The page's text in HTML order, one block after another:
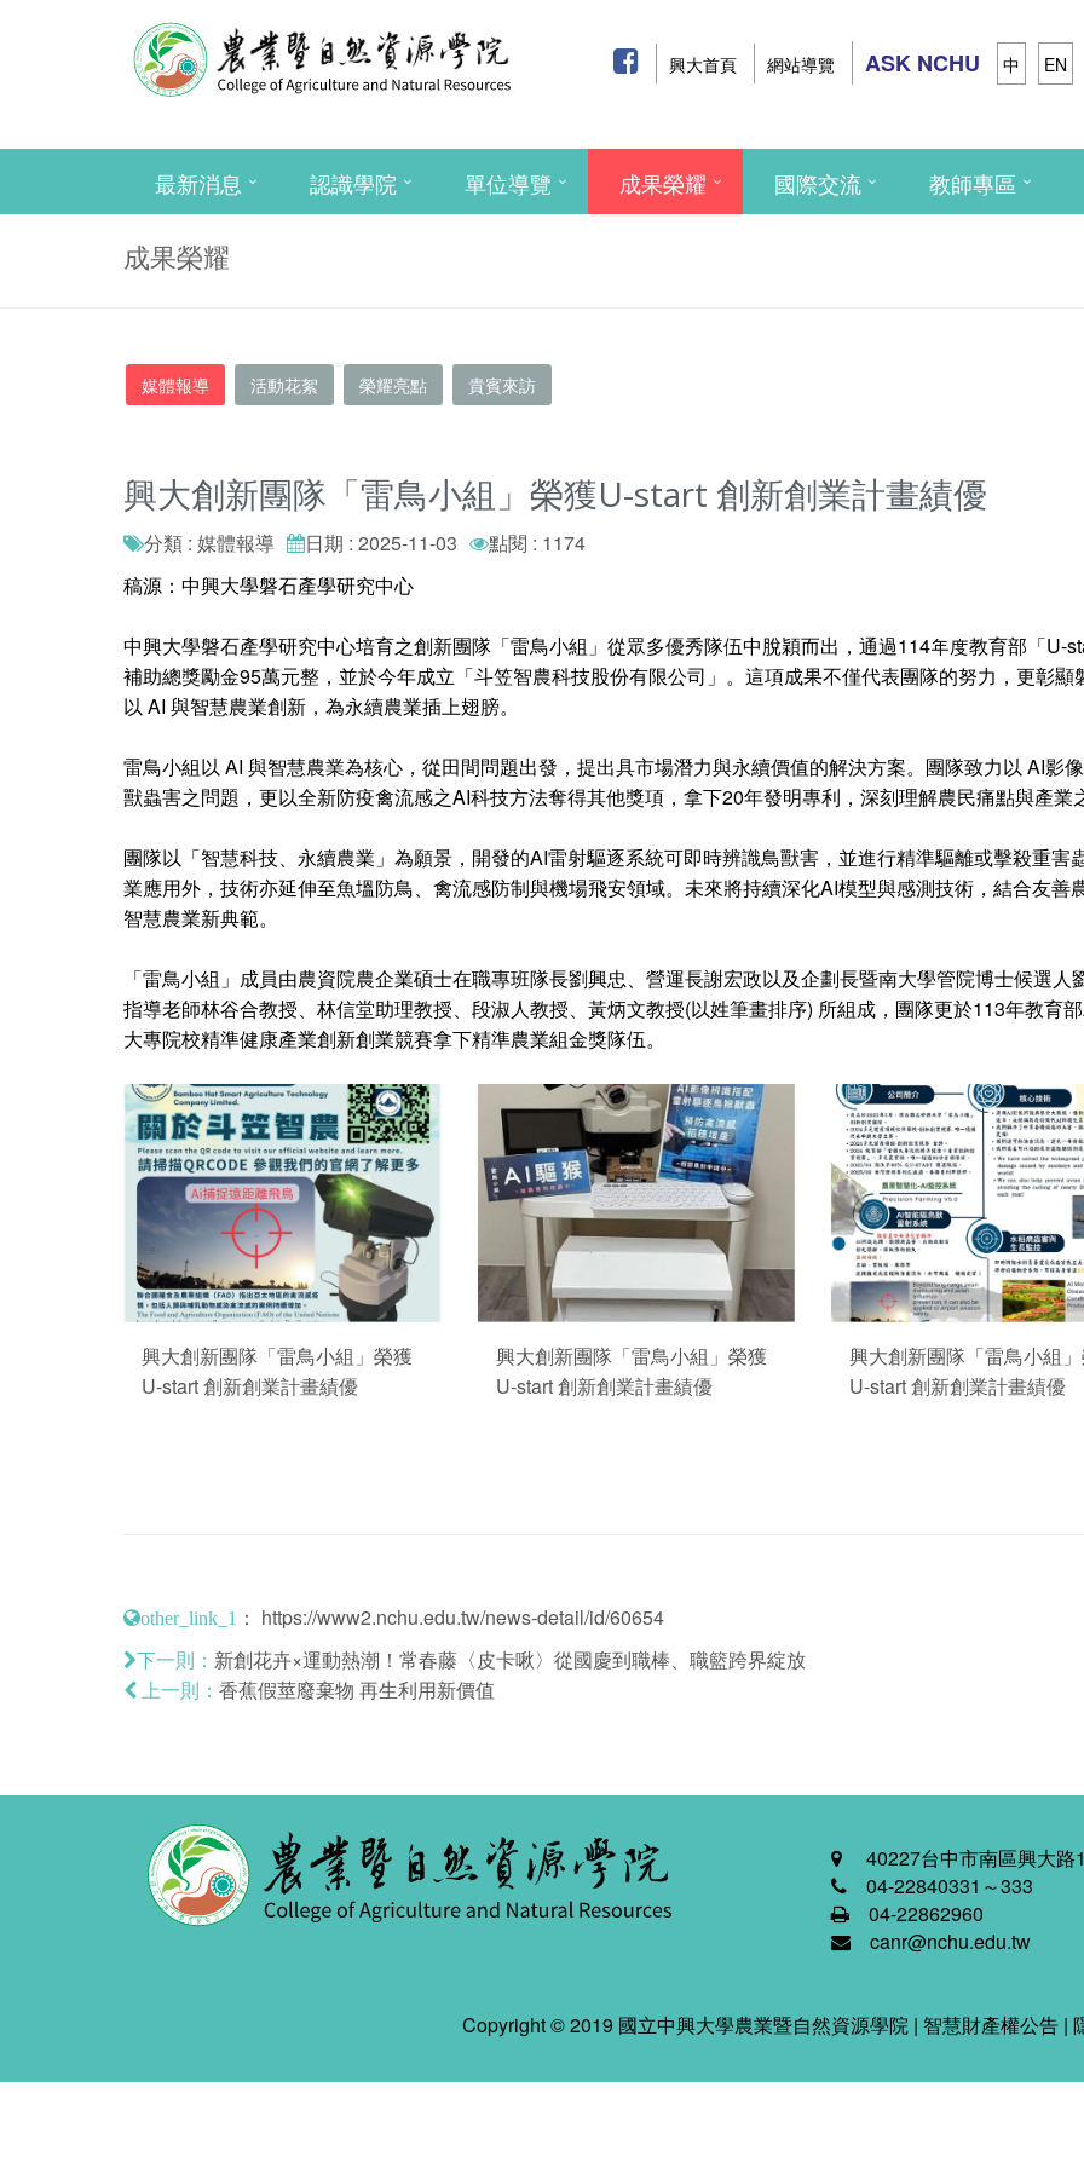
興大首頁 網站導覽 ASK NCHU 中 EN
最新消息 認識學院 單位導覽 成果榮耀 國際交流 教師專區
成果榮耀
媒體報導 活動花絮 榮耀亮點 貴賓來訪
興大創新團隊「雷鳥小組」榮獲U-start 創新創業計畫績優
分類 : 媒體報導 日期 : 2025-11-03
點閱 : 1174
稿源：中興大學磐石產學研究中心
中興大學磐石產學研究中心培育之創新團隊「雷鳥小組」從眾多優秀隊伍中脫穎而出，通過114年度教育部「U-
補助總獎勵金95萬元整，並於今年成立「斗笠智農科技股份有限公司」。這項成果不僅代表團隊的努力，更彰
以 AI 與智慧農業創新，為永續農業插上翅膀。
雷鳥小組以 AI 與智慧農業為核心，從田間問題出發，提出具市場潛力與永續價值的解決方案。團隊致力以 AI影
獸蟲害之問題，更以全新防疫禽流感之AI科技方法奪得其他獎項，拿下20年發明專利，深刻理解農民痛點與產業
團隊以「智慧科技、永續農業」為願景，開發的AI雷射驅逐系統可即時辨識鳥獸害，並進行精準驅離或擊殺重
業應用外，技術亦延伸至魚塭防鳥、禽流感防制與機場飛安領域。未來將持續深化AI模型與感測技術，結合友
智慧農業新典範。
「雷鳥小組」成員由農資院農企業碩士在職專班隊長劉興忠、營運長謝宏政以及企劃長暨南大學管院博士候選
指導老師林谷合教授、林信堂助理教授、段淑人教授、黃炳文教授(以姓筆畫排序) 所組成，團隊更於113年教育
大專院校精準健康產業創新創業競賽拿下精準農業組金獎隊伍。
興大創新團隊「雷鳥小組」榮獲
U-start 創新創業計畫績優
興大創新團隊「雷鳥小組」榮獲
U-start 創新創業計畫績優
興大創新團隊「雷鳥小組
U-start 創新創業計畫績優
other_link_1 ： https://www2.nchu.edu.tw/news-detail/id/60654
下一則： 新創花卉×運動熱潮！常春藤〈皮卡啾〉從國慶到職棒、職籃跨界綻放
上一則： 香蕉假莖廢棄物 再生利用新價值
40227台中市南區興大路
04-22840331～333
04-22862960
canr@nchu.edu.tw
Copyright © 2019 國立中興大學農業暨自然資源學院 | 智慧財產權公告|